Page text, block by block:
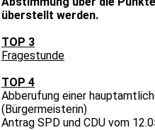
überstellt werden.
TOP 3
Fragestunde
TOP 4
Abberufung einer
(Bürgermeisterin)
Antrag SPD und CDU vom